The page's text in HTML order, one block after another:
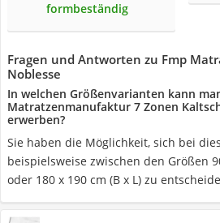
formbeständig
Fragen und Antworten zu Fmp
Noblesse
In welchen Größenvarianten kann
Matratzenmanufaktur 7 Zonen
erwerben?
Sie haben die Möglichkeit, sich bei
beispielsweise zwischen den Größen
oder 180 x 190 cm (B x L) zu